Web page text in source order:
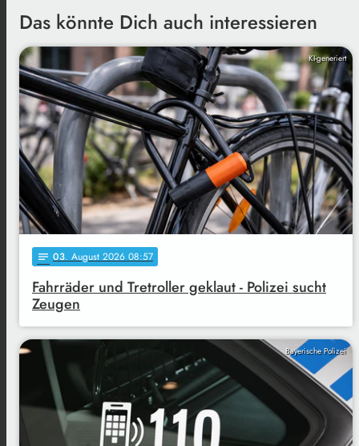
Das könnte Dich auch interessieren
KI-generiert
notes 03. August 2026 08:57
Fahrräder und Tretroller geklaut - Polizei sucht
Zeugen
Bayerische Polizei